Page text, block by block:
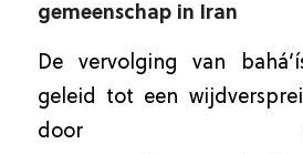
gemeenschap in Iran
De vervolging van
geleid tot een
door